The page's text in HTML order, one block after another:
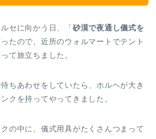
セに向かう日、「砂漠で夜通し儀式を
ったので、近所のウォルマートでテント
て旅立ちました。
ちあわせをしていたら、ホルヘが大き
クを持ってやってきました。
クの中に、儀式用具がたくさんつまって